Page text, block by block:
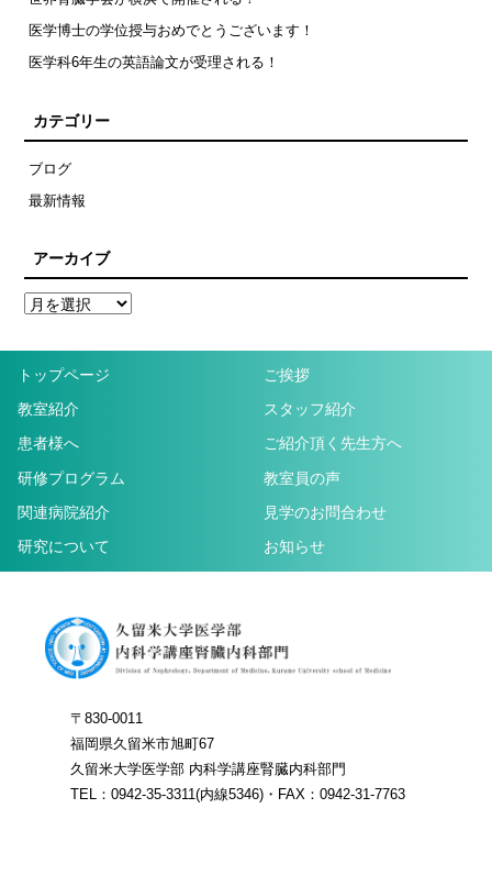
医学博士の学位授与おめでとうございます！
医学科6年生の英語論文が受理される！
カテゴリー
ブログ
最新情報
アーカイブ
トップページ
ご挨拶
教室紹介
スタッフ紹介
患者様へ
ご紹介頂く先生方へ
研修プログラム
教室員の声
関連病院紹介
見学のお問合わせ
研究について
お知らせ
〒830-0011
福岡県久留米市旭町67
久留米大学医学部 内科学講座腎臓内科部門
TEL：0942-35-3311(内線5346)・FAX：0942-31-7763